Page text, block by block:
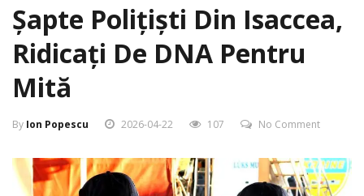
Șapte Polițiști Din Isaccea,
Ridicați De DNA Pentru
Mită
By Ion Popescu 2026-04-22 107 No Comment